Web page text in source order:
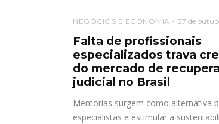
NEGÓCIOS E ECONOMIA 27 de
Falta de profissionais
especializados trava
do mercado de
judicial no Brasil
Mentorias surgem como alternativa
especialistas e estimular a